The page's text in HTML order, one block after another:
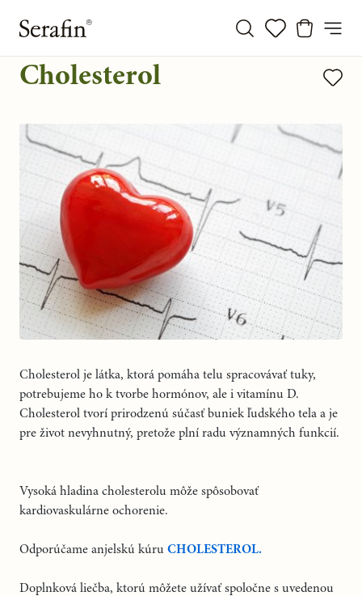
Cholesterol
Cholesterol je látka, ktorá pomáha telu spracovávať tuky,
potrebujeme ho k tvorbe hormónov, ale i vitamínu D.
Cholesterol tvorí prirodzenú súčasť buniek ľudského tela a je
pre život nevyhnutný, pretože plní radu významných funkcií.
Vysoká hladina cholesterolu môže spôsobovať
kardiovaskulárne ochorenie.
Odporúčame anjelskú kúru CHOLESTEROL.
Doplnková liečba, ktorú môžete užívať spoločne s uvedenou